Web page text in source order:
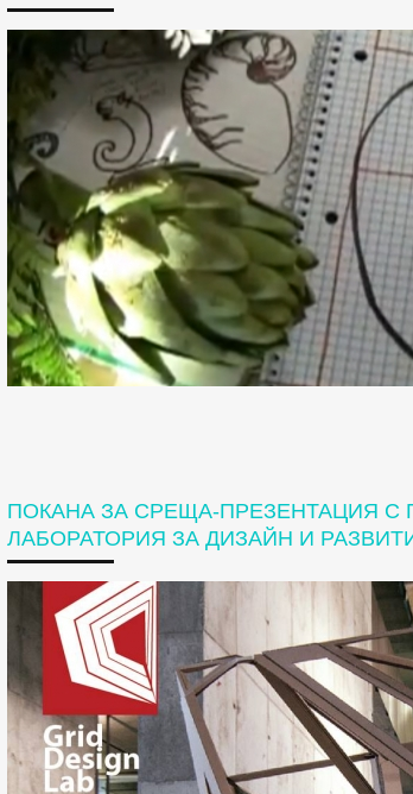
ПОКАНА ЗА СРЕЩА-ПРЕЗЕНТАЦИЯ С
ЛАБОРАТОРИЯ ЗА ДИЗАЙН И